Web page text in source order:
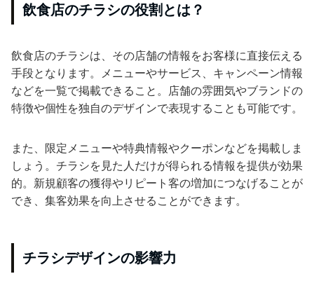
飲食店のチラシの役割とは？
飲食店のチラシは、その店舗の情報をお客様に直接伝える
手段となります。メニューやサービス、キャンペーン情報
などを一覧で掲載できること。店舗の雰囲気やブランドの
特徴や個性を独自のデザインで表現することも可能です。
また、限定メニューや特典情報やクーポンなどを掲載しま
しょう。チラシを見た人だけが得られる情報を提供が効果
的。新規顧客の獲得やリピート客の増加につなげることが
でき、集客効果を向上させることができます。
チラシデザインの影響力